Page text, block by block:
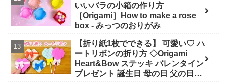
いいバラの小箱の作り方
［Origami］How to make a rose
box - みっつのおりがみ
【折り紙1枚でできる】 可愛い♡ ハ
ートリボンの折り方 ◇Origami
Heart&Bow ステッキ バレンタイン
プレゼント 誕生日 母の日 父の日